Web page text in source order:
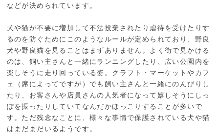
などが決められています。
犬や猫が不要に増加して不法投棄されたり虐待を受けたりす
るのを防ぐためにこのようなルールが定められており、野良
犬や野良猫を見ることはまずありません。よく街で見かける
のは、飼い主さんと一緒にランニングしたり、広い公園内を
楽しそうに走り回っている姿。クラフト・マーケットやカフ
ェ（席によってですが）でも飼い主さんと一緒にのんびりし
たり、お客さんや店員さんの人気者になって嬉しそうにしっ
ぽを振ったりしていてなんだかほっこりすることが多いで
す。ただ残念なことに、様々な事情で保護されている犬や猫
はまだまだいるようです。